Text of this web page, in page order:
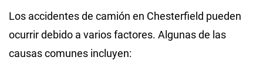
Los accidentes de camión en Chesterfield pueden
ocurrir debido a varios factores. Algunas de las
causas comunes incluyen: